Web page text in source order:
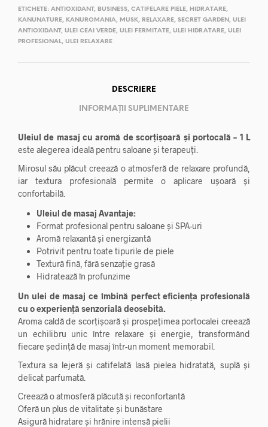
ETICHETE: ANTIOXIDANT, BUSINESS, CATIFELARE PIELE, HIDRATARE,
KANUNATURE, KANUROMANIA, MUSK, RELAXARE, SECRET GARDEN , ULEI
ANTIOXIDANT, ULEI CEAI VERDE, ULEI FERMITATE, ULEI HIDRATARE, ULEI
PROFESIONAL, ULEI RELAXARE
DESCRIERE
INFORMAȚII SUPLIMENTARE
Uleiul de masaj cu aromă de scorțișoară și portocală – 1 L
este alegerea ideală pentru saloane și terapeuți.
Mirosul său plăcut creează o atmosferă de relaxare profundă,
iar textura profesională permite o aplicare ușoară și
confortabilă.
Uleiul de masaj Avantaje:
Format profesional pentru saloane și SPA-uri
Aromă relaxantă și energizantă
Potrivit pentru toate tipurile de piele
Textură fină, fără senzație grasă
Hidratează în profunzime
Un ulei de masaj ce îmbină perfect eficiența profesională
cu o experiență senzorială deosebită.
Aroma caldă de scorțișoară și prospețimea portocalei creează
un echilibru unic între relaxare și energie, transformând
fiecare ședință de masaj într-un moment memorabil.
Textura sa lejeră și catifelată lasă pielea hidratată, suplă și
delicat parfumată.
Creează o atmosferă plăcută și reconfortantă
Oferă un plus de vitalitate și bunăstare
Asigură hidratare și hrănire intensă pielii